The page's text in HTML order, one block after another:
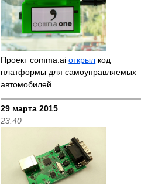
Проект comma.aiоткрыл код
платформы для самоуправляемых
автомобилей
29 марта 2015
23:40